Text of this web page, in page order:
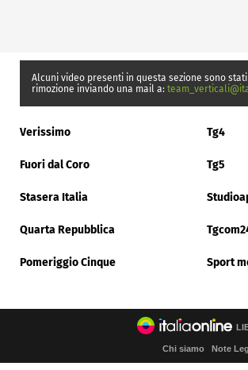
Alcuni video presenti in questa sezione sono
rimozione inviando una mail a:
Verissimo Tg4
Fuori dal Coro Tg5
Stasera Italia
Quarta Repubblica
Pomeriggio Cinque Sport
Chi siamo Note